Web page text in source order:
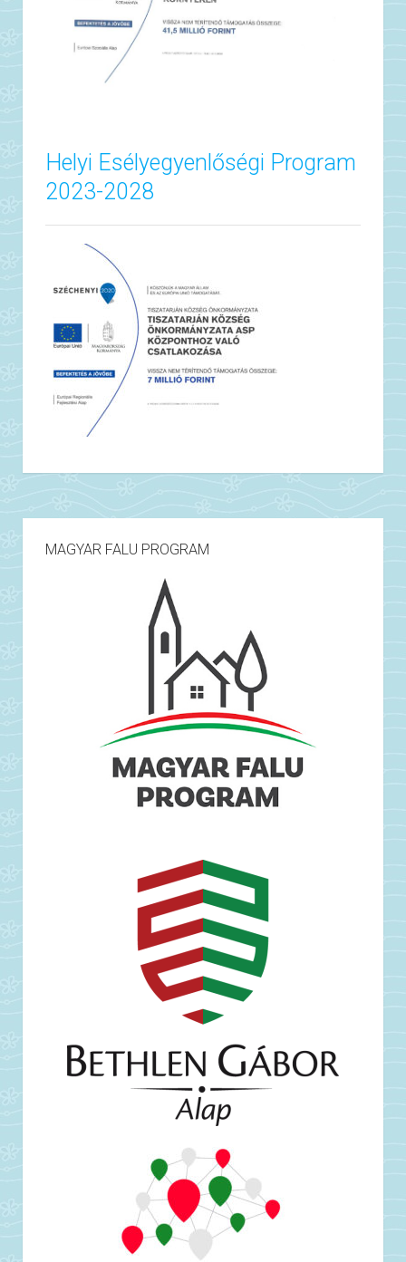
Helyi Esélyegyenlőségi Program
2023-2028
MAGYAR FALU PROGRAM